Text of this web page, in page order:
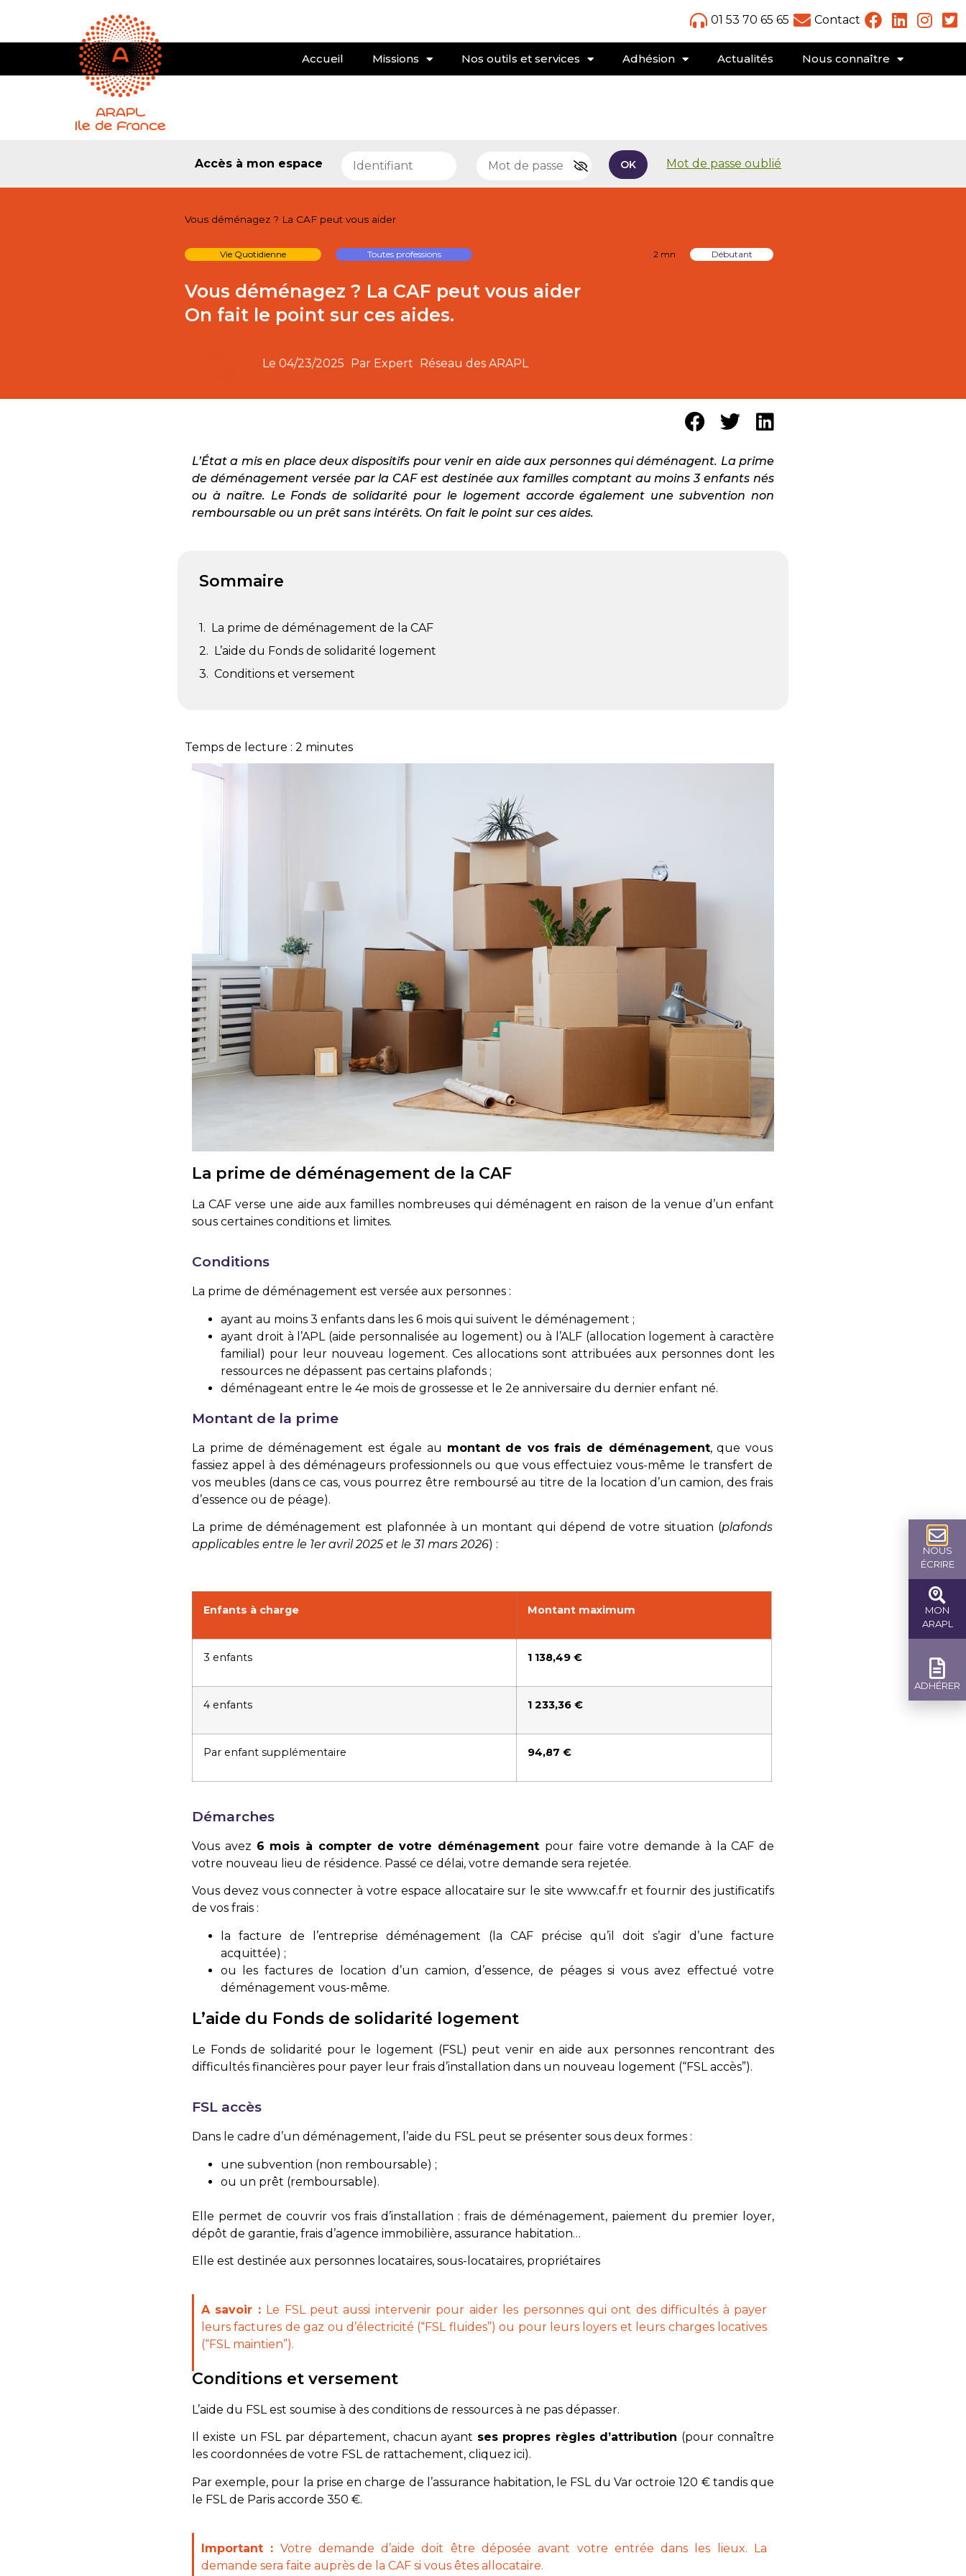
01 53 70 65 65 Contact
Accueil Missions Nos outils et services Adhésion Actualités Nous connaître
Accès à mon espace OK Mot de passe oublié
Vous déménagez ? La CAF peut vous aider
Vie Quotidienne Toutes professions 2 mn Débutant
Vous déménagez ? La CAF peut vous aider
On fait le point sur ces aides.
Le 04/23/2025 Par Expert Réseau des ARAPL
L’État a mis en place deux dispositifs pour venir en aide aux personnes qui déménagent. La prime
de déménagement versée par la CAF est destinée aux familles comptant au moins 3 enfants nés
ou à naître. Le Fonds de solidarité pour le logement accorde également une subvention non
remboursable ou un prêt sans intérêts. On fait le point sur ces aides.
Sommaire
La prime de déménagement de la CAF
L’aide du Fonds de solidarité logement
Conditions et versement
Temps de lecture : 2 minutes
La prime de déménagement de la CAF
La CAF verse une aide aux familles nombreuses qui déménagent en raison de la venue d’un enfant
sous certaines conditions et limites.
Conditions
La prime de déménagement est versée aux personnes :
ayant au moins 3 enfants dans les 6 mois qui suivent le déménagement ;
ayant droit à l’APL (aide personnalisée au logement) ou à l’ALF (allocation logement à caractère
familial) pour leur nouveau logement. Ces allocations sont attribuées aux personnes dont les
ressources ne dépassent pas certains plafonds ;
déménageant entre le 4e mois de grossesse et le 2e anniversaire du dernier enfant né.
Montant de la prime
La prime de déménagement est égale au montant de vos frais de déménagement, que vous
fassiez appel à des déménageurs professionnels ou que vous effectuiez vous-même le transfert de
vos meubles (dans ce cas, vous pourrez être remboursé au titre de la location d’un camion, des frais
d’essence ou de péage).
La prime de déménagement est plafonnée à un montant qui dépend de votre situation (plafonds
applicables entre le 1er avril 2025 et le 31 mars 2026) :
Enfants à charge Montant maximum
3 enfants 1 138,49 €
4 enfants 1 233,36 €
Par enfant supplémentaire 94,87 €
Démarches
Vous avez 6 mois à compter de votre déménagement pour faire votre demande à la CAF de
votre nouveau lieu de résidence. Passé ce délai, votre demande sera rejetée.
Vous devez vous connecter à votre espace allocataire sur le site www.caf.fret fournir des justificatifs
de vos frais :
la facture de l’entreprise déménagement (la CAF précise qu’il doit s’agir d’une facture
acquittée) ;
ou les factures de location d’un camion, d’essence, de péages si vous avez effectué votre
déménagement vous-même.
L’aide du Fonds de solidarité logement
Le Fonds de solidarité pour le logement (FSL) peut venir en aide aux personnes rencontrant des
difficultés financières pour payer leur frais d’installation dans un nouveau logement (“FSL accès”).
FSL accès
Dans le cadre d’un déménagement, l’aide du FSL peut se présenter sous deux formes :
une subvention (non remboursable) ;
ou un prêt (remboursable).
Elle permet de couvrir vos frais d’installation : frais de déménagement, paiement du premier loyer,
dépôt de garantie, frais d’agence immobilière, assurance habitation…
Elle est destinée aux personnes locataires, sous-locataires, propriétaires
A savoir : Le FSL peut aussi intervenir pour aider les personnes qui ont des difficultés à payer
leurs factures de gaz ou d’électricité (“FSL fluides”) ou pour leurs loyers et leurs charges locatives
(“FSL maintien”).
Conditions et versement
L’aide du FSL est soumise à des conditions de ressources à ne pas dépasser.
Il existe un FSL par département, chacun ayant ses propres règles d’attribution (pour connaître
les coordonnées de votre FSL de rattachement, cliquez ici).
Par exemple, pour la prise en charge de l’assurance habitation, le FSL du Var octroie 120 € tandis que
le FSL de Paris accorde 350 €.
Important : Votre demande d’aide doit être déposée avant votre entrée dans les lieux. La
demande sera faite auprès de la CAF si vous êtes allocataire.
NOUS
ÉCRIRE
MON
ARAPL
ADHÉRER